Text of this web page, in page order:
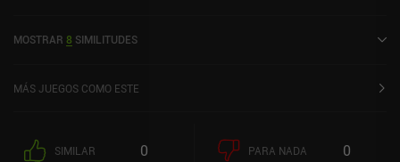
MOSTRAR 8 SIMILITUDES
MÁS JUEGOS COMO ESTE
SIMILAR 0 PARA NADA 0